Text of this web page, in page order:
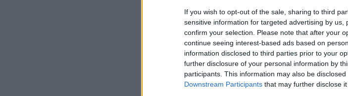
If you wish to opt-out of the sale, sharing to third
sensitive information for targeted advertising by
confirm your selection. Please note that after your
continue seeing interest-based ads based on
information disclosed to third parties prior to your
further disclosure of your personal information by
participants. This information may also be
Downstream Participants that may further disclose